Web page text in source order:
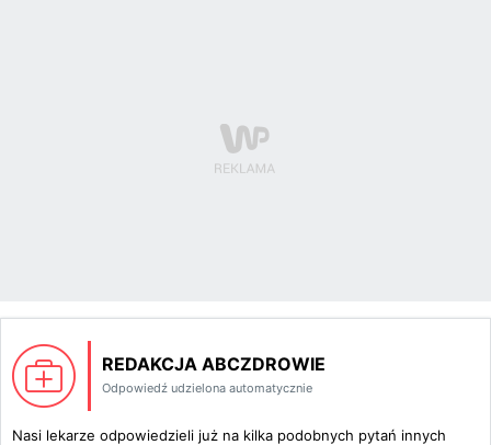
REDAKCJA ABCZDROWIE
Odpowiedź udzielona automatycznie
Nasi lekarze odpowiedzieli już na kilka podobnych pytań innych